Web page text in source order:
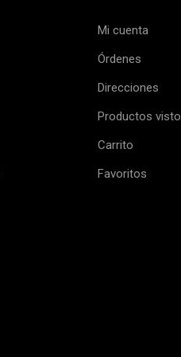
Mi cuenta
Órdenes
Direcciones
Productos
Carrito
Favoritos